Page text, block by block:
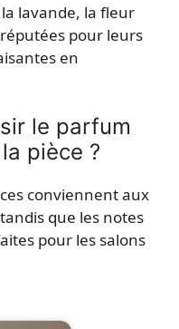
lavande, la fleur
pour leurs
en
le parfum
pièce ?
conviennent aux
que les notes
pour les salons